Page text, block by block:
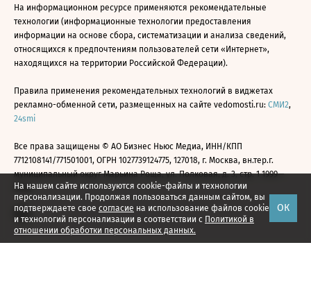
На нашем сайте используются cookie-файлы и технологии
персонализации. Продолжая пользоваться данным сайтом, вы
подтверждаете свое согласие на использование файлов cookie
и технологий персонализации в соответствии с Политикой в
отношении обработки персональных данных.
ОК
На информационном ресурсе применяются рекомендательные
технологии (информационные технологии предоставления
информации на основе сбора, систематизации и анализа сведений,
относящихся к предпочтениям пользователей сети «Интернет»,
находящихся на территории Российской Федерации).
Правила применения рекомендательных технологий в виджетах
рекламно-обменной сети, размещенных на сайте vedomosti.ru: СМИ2,
24smi
Все права защищены © АО Бизнес Ньюс Медиа, ИНН/КПП
7712108141/771501001, ОГРН 1027739124775, 127018, г. Москва, вн.тер.г.
муниципальный округ Марьина Роща, ул. Полковая, д. 3, стр. 1 1999—
2026